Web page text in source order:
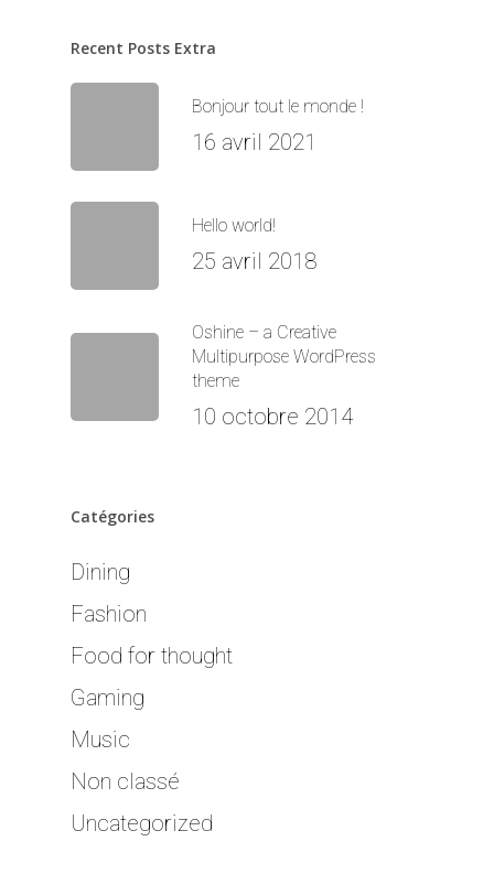
Recent Posts Extra
Bonjour tout le monde !
16 avril 2021
Hello world!
25 avril 2018
Oshine – a Creative
Multipurpose WordPress
theme
10 octobre 2014
Catégories
Dining
Fashion
Food for thought
Gaming
Music
Non classé
Uncategorized